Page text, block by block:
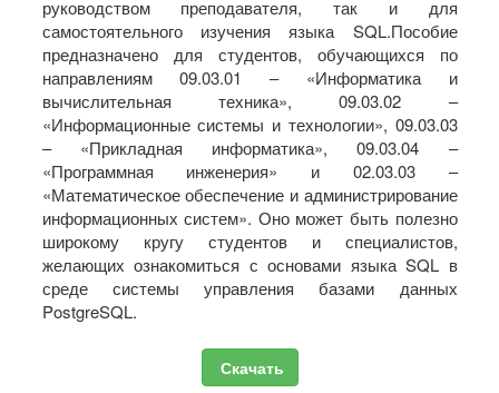
руководством преподавателя, так и для
самостоятельного изучения языка SQL.Пособие
предназначено для студентов, обучающихся по
направлениям 09.03.01 – «Информатика и
вычислительная техника», 09.03.02 –
«Информационные системы и технологии», 09.03.03
– «Прикладная информатика», 09.03.04 –
«Программная инженерия» и 02.03.03 –
«Математическое обеспечение и администрирование
информационных систем». Оно может быть полезно
широкому кругу студентов и специалистов,
желающих ознакомиться с основами языка SQL в
среде системы управления базами данных
PostgreSQL.
Скачать